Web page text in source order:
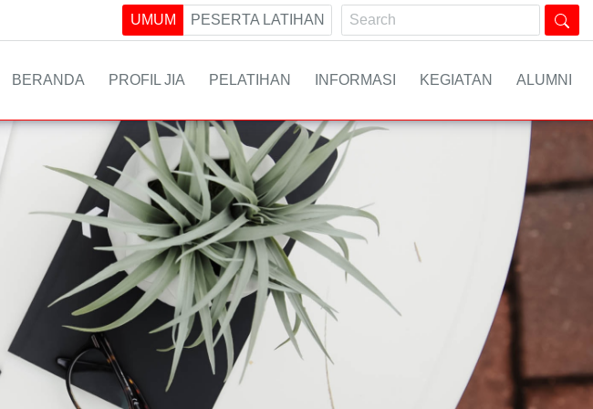
UMUM PESERTA LATIHAN
BERANDA PROFIL JIA PELATIHAN INFORMASI KEGIATAN ALUMNI